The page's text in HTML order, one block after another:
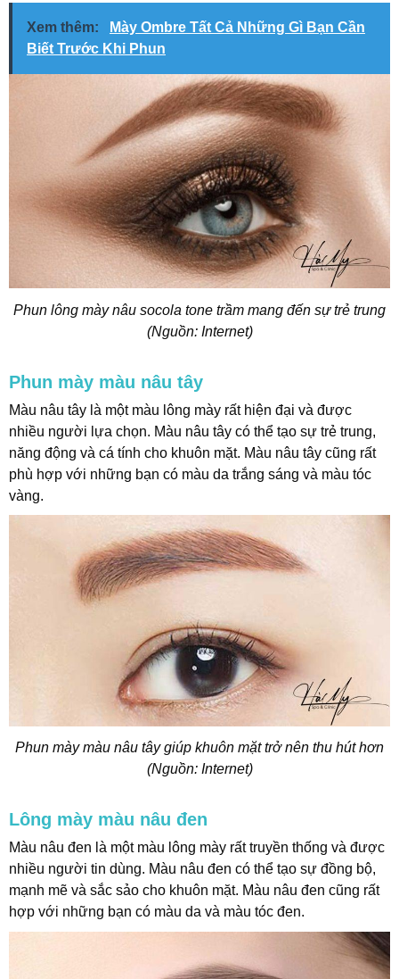
Xem thêm:
Mày Ombre Tất Cả Những Gì Bạn Cần
Biết Trước Khi Phun
Phun lông mày nâu socola tone trầm mang đến sự trẻ trung
(Nguồn: Internet)
Phun mày màu nâu tây
Màu nâu tây là một màu lông mày rất hiện đại và được
nhiều người lựa chọn. Màu nâu tây có thể tạo sự trẻ trung,
năng động và cá tính cho khuôn mặt. Màu nâu tây cũng rất
phù hợp với những bạn có màu da trắng sáng và màu tóc
vàng.
Phun mày màu nâu tây giúp khuôn mặt trở nên thu hút hơn
(Nguồn: Internet)
Lông mày màu nâu đen
Màu nâu đen là một màu lông mày rất truyền thống và được
nhiều người tin dùng. Màu nâu đen có thể tạo sự đồng bộ,
mạnh mẽ và sắc sảo cho khuôn mặt. Màu nâu đen cũng rất
hợp với những bạn có màu da và màu tóc đen.